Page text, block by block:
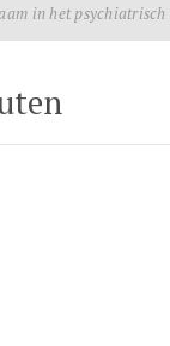
in het